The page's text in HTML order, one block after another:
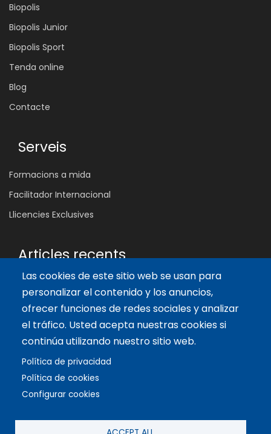
Las cookies de este sitio web se usan para
personalizar el contenido y los anuncios,
ofrecer funciones de redes sociales y analizar
el tráfico. Usted acepta nuestras cookies si
continúa utilizando nuestro sitio web.
Política de privacidad
Política de cookies
Configurar cookies
Biopolis
Biopolis Junior
Biopolis Sport
Tenda online
Blog
Contacte
Serveis
Formacions a mida
Facilitador Internacional
Llicencies Exclusives
Articles recents
Les 5 Competències Clau que Transformen l'Aula: Inspira,
Connecta i Empodera
11 oct. 2024
Beneficis del Joc en l'Aprenentatge per a Adolescents
9 ag. 2024
Les 5 etapes en l'evolució del Networking
Copyright © 2021 Biopolis®. All rights reserved.
Avis legal·Configura cookies